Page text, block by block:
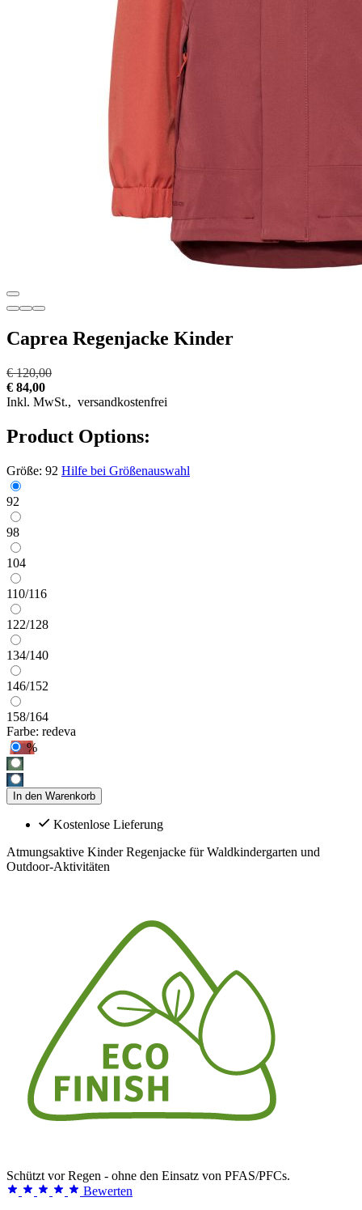
Caprea Regenjacke Kinder
€ 120,00
€ 84,00
Inkl. MwSt., versandkostenfrei
Product Options:
Größe: 92 Hilfe bei Größenauswahl
92
98
104
110/116
122/128
134/140
146/152
158/164
Farbe: redeva
%
In den Warenkorb
Kostenlose Lieferung
Atmungsaktive Kinder Regenjacke für Waldkindergarten und
Outdoor-Aktivitäten
Schützt vor Regen - ohne den Einsatz von PFAS/PFCs.
Bewerten